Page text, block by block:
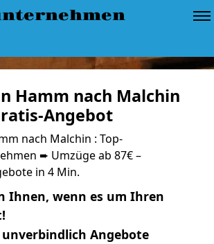
Hamm nach Malchin
Angebot
nach Malchin : Top-
➨ Umzüge ab 87€ –
in 4 Min.
Ihnen, wenn es um Ihren
unverbindlich Angebote